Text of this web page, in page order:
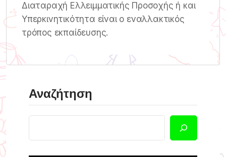
Διαταραχή Ελλειμματικής Προσοχής ή και
Υπερκινητικότητα είναι ο εναλλακτικός
τρόπος εκπαίδευσης.
Αναζήτηση